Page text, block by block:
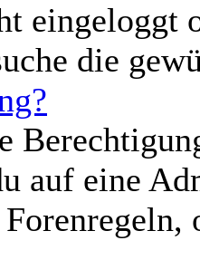
eingeloggt
die
auf eine